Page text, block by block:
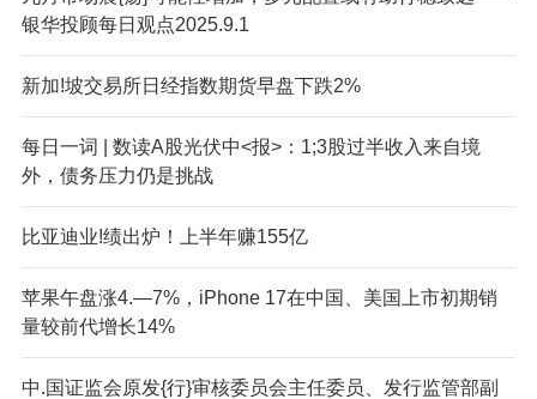
银华投顾每日观点2025.9.1
新加!坡交易所日经指数期货早盘下跌2%
每日一词 | 数读A股光伏中<报>：1;3股过半收入来自境
外，债务压力仍是挑战
比亚迪业!绩出炉！上半年赚155亿
苹果午盘涨4.—7%，iPhone 17在中国、美国上市初期销
量较前代增长14%
中.国证监会原发{行}审核委员会主任委员、发行监管部副